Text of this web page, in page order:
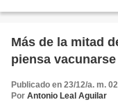
Más de la mitad
piensa
Publicado en 23/12/a. m.
Por Antonio Leal Aguilar